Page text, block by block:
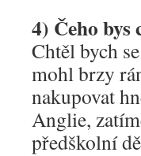
4) Čeho
Chtěl bych
mohl brzy
nakupovat
Anglie,
předškolní